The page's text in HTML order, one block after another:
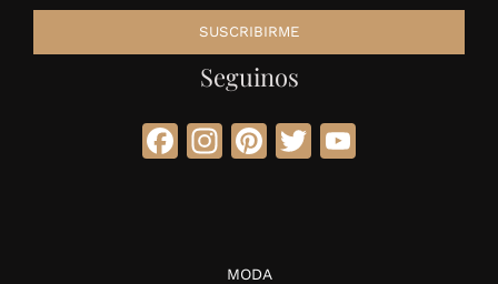
Seguinos
Facebook
Instagram
Pinterest
Twitter
MODA